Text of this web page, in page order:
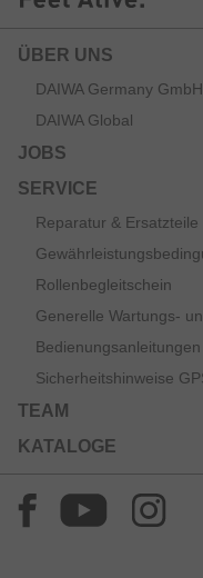
ÜBER UNS
DAIWA Germany GmbH
DAIWA Global
JOBS
SERVICE
Reparatur & Ersatzteile
Rollenbegleitschein
Generelle Wartungs-
Bedienungsanleitungen
Sicherheitshinweise
TEAM
KATALOGE